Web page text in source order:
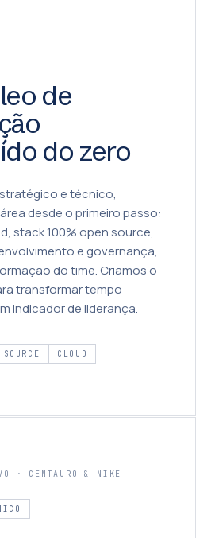
de
do zero
e técnico,
desde o primeiro passo:
stack 100% open source,
e governança,
do time. Criamos o
transformar tempo
indicador de liderança.
CLOUD
· CENTAURO & NIKE